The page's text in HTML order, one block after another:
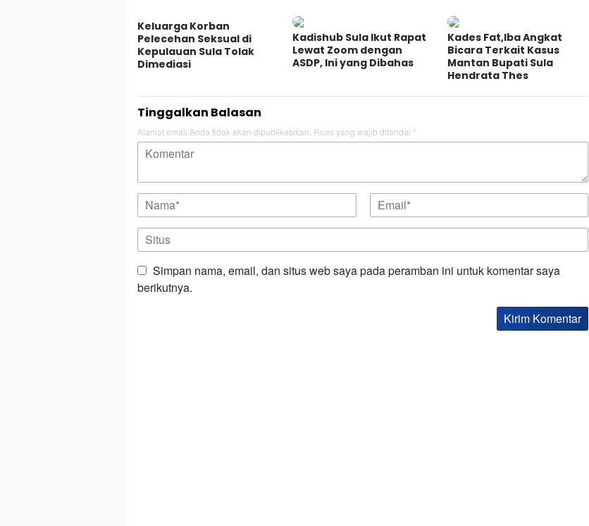
Keluarga Korban
Pelecehan Seksual di
Kepulauan Sula Tolak
Dimediasi
Kadishub Sula Ikut Rapat
Lewat Zoom dengan
ASDP, Ini yang Dibahas
Kades Fat,Iba Angkat
Bicara Terkait Kasus
Mantan Bupati Sula
Hendrata Thes
Tinggalkan Balasan
Alamat email Anda tidak akan dipublikasikan. Ruas yang wajib ditandai *
Simpan nama, email, dan situs web saya pada peramban ini untuk komentar saya
berikutnya.